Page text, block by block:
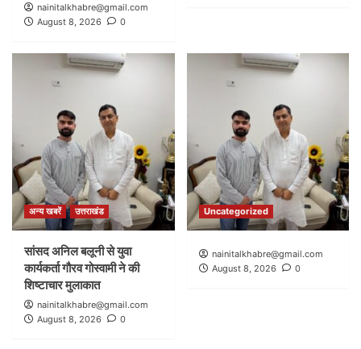
nainitalkhabre@gmail.com
August 8, 2026
0
अन्य खबरें उत्तराखंड
सांसद अनिल बलूनी से युवा
कार्यकर्ता गौरव गोस्वामी ने की
शिष्टाचार मुलाकात
nainitalkhabre@gmail.com
August 8, 2026
0
Uncategorized
nainitalkhabre@gmail.com
August 8, 2026
0